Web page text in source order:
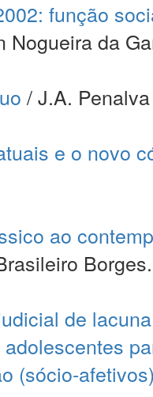
função
Nogueira da
/ J.A.
e o novo
ao
Borges.
de
(sócio-